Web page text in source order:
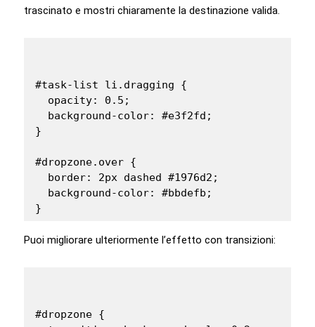
trascinato e mostri chiaramente la destinazione valida.
#task-list li.dragging {
  opacity: 0.5;
  background-color: #e3f2fd;
}
#dropzone.over {
  border: 2px dashed #1976d2;
  background-color: #bbdefb;
Puoi migliorare ulteriormente l’effetto con transizioni:
#dropzone {